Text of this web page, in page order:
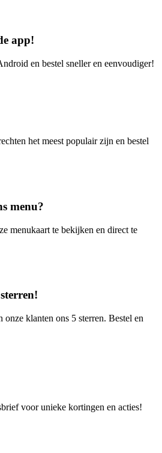
app!
en bestel sneller en eenvoudiger!
het meest populair zijn en bestel
menu?
menukaart te bekijken en direct te
klanten ons 5 sterren. Bestel en
voor unieke kortingen en acties!